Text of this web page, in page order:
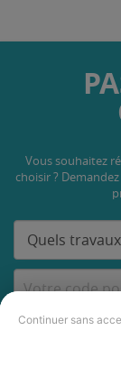
Continuer sans
Vous souhaitez
choisir ?